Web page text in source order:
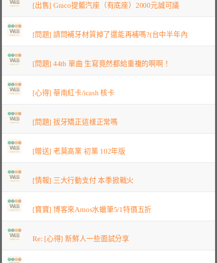
[出售] Graco提籃汽座（有底座）2000元誠可議
[問題] 請問補牙材質掉了還能再補嗎?(台中半年內
[問題] 44th 單曲 生寫竟然都給重複的啊啊！
[心得] 華南紅卡/icash 核卡
[問題] 拔牙矯正這樣正常嗎
[贈送] 老莫高業 初業 102年版
[情報] 三大行動支付 本季掀戰火
[寶寶] 博客來Amos水蠟筆5/1特價五折
Re: [心得] 新鮮人一些面試分享